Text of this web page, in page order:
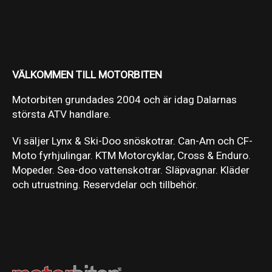
VÄLKOMMEN TILL MOTORBITEN
Motorbiten grundades 2004 och är idag Dalarnas
största ATV handlare.
Vi säljer Lynx & Ski-Doo snöskotrar. Can-Am och CF-
Moto fyrhjulingar. KTM Motorcyklar, Cross & Enduro.
Mopeder. Sea-doo vattenskotrar. Släpvagnar. Kläder
och utrustning. Reservdelar och tillbehör.